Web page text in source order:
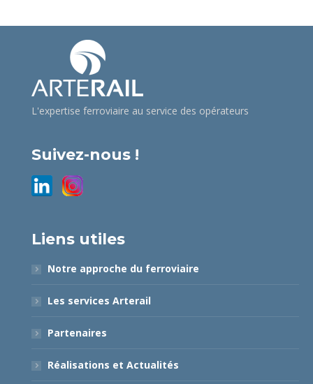
L'expertise ferroviaire au service des opérateurs
Suivez-nous !
Liens utiles
Notre approche du ferroviaire
Les services Arterail
Partenaires
Réalisations et Actualités